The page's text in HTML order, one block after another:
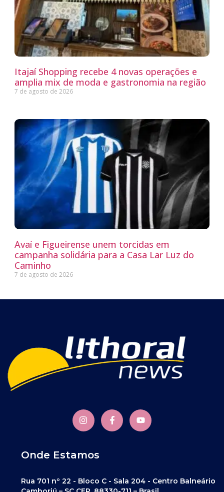
Itajaí Shopping recebe 4 novas operações e
amplia mix de moda e gastronomia na região
7 de agosto de 2026
Avaí e Figueirense unem torcidas em
campanha solidária para a Casa Lar Luz do
Caminho
7 de agosto de 2026
Onde Estamos
Rua 701 nº 22 - Bloco C - Sala 204 - Centro Balneário